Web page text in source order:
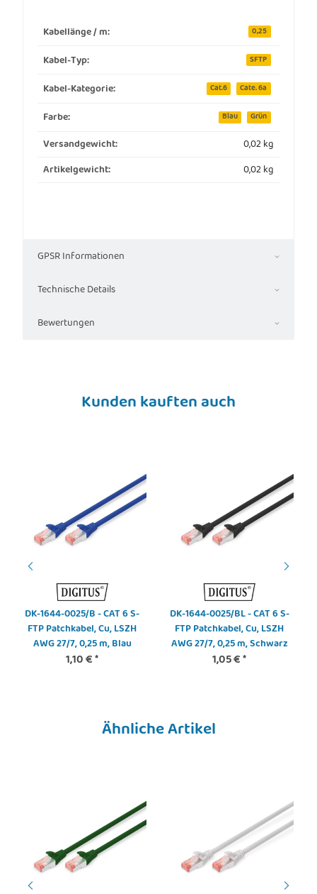
Kabellänge / m: 0,25
Kabel-Typ: SFTP
Kabel-Kategorie: Cat.6 Cate. 6a
Farbe: Blau Grün
Versandgewicht:
0,02 kg
Artikelgewicht:
0,02kg
GPSR Informationen
Technische Details
Bewertungen
Kunden kauften auch
DK-1644-0025/B - CAT 6 S-
FTP Patchkabel, Cu, LSZH
AWG 27/7, 0,25 m, Blau
1,10 €*
DK-1644-0025/BL - CAT 6 S-
FTP Patchkabel, Cu, LSZH
AWG 27/7, 0,25 m, Schwarz
1,05 €*
Ähnliche Artikel